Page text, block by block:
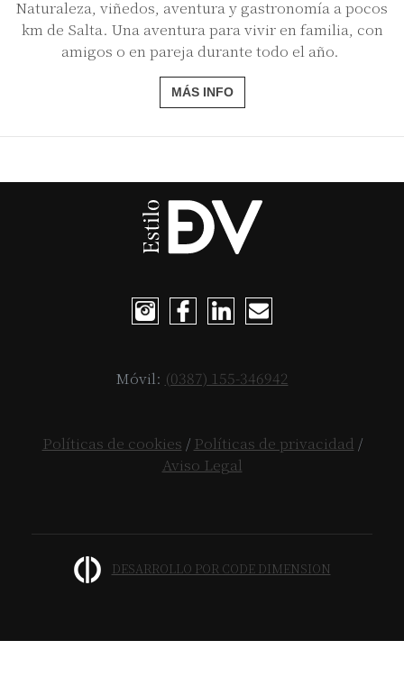
Naturaleza, viñedos, aventura y gastronomía a pocos
km de Salta. Una aventura para vivir en familia, con
amigos o en pareja durante todo el año.
MÁS INFO
Móvil: (0387) 155-346942
Políticas de cookies / Políticas de privacidad /
Aviso Legal
DESARROLLO POR CODE DIMENSION